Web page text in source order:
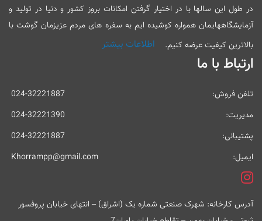
در طول این سالها با در اختیار گرفتن امکانات بروز کشور و دنیا در تولید و
آزمایشگاههایمان همواره کوشیده ایم به سفره های مردم عزیزمان گوشت با
بالاترین کیفیت عرضه کنیم.
اطلاعات بیشتر
ارتباط با ما
تلفن فروش:
024-32221887
مدیریت:
024-32221390
پشتیبانی:
024-32221887
ایمیل:
Khorrampp@gmail.com
آدرس کارخانه: شهرک صنعتی شماره یک (اشراق) – انتهای خیابان پروفسور